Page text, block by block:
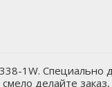
1W.
делайте